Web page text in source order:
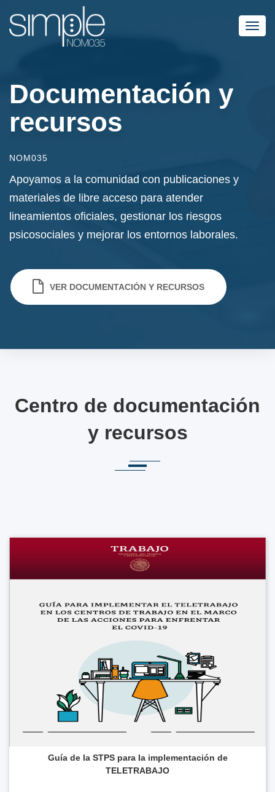
Documentación y
recursos
NOM035
Apoyamos a la comunidad con publicaciones y
materiales de libre acceso para atender
lineamientos oficiales, gestionar los riesgos
psicosociales y mejorar los entornos laborales.
VER DOCUMENTACIÓN Y RECURSOS
Centro de documentación
y recursos
Guía de la STPS para la implementación de
TELETRABAJO